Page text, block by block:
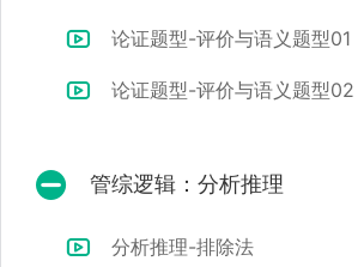
论证题型-评价与语义题型01
论证题型-评价与语义题型02
管综逻辑：分析推理
分析推理-排除法